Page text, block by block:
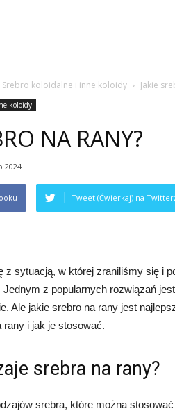
Srebro koloidalne i inne koloidy Jakie
koloidy
NA RANY?
2024
Tweet (Ćwierkaj) na
z sytuacją, w której zraniliśmy się i
Jednym z popularnych rozwiązań
Ale jakie srebro na rany jest
rany i jak je stosować.
srebra na rany?
srebra, które można